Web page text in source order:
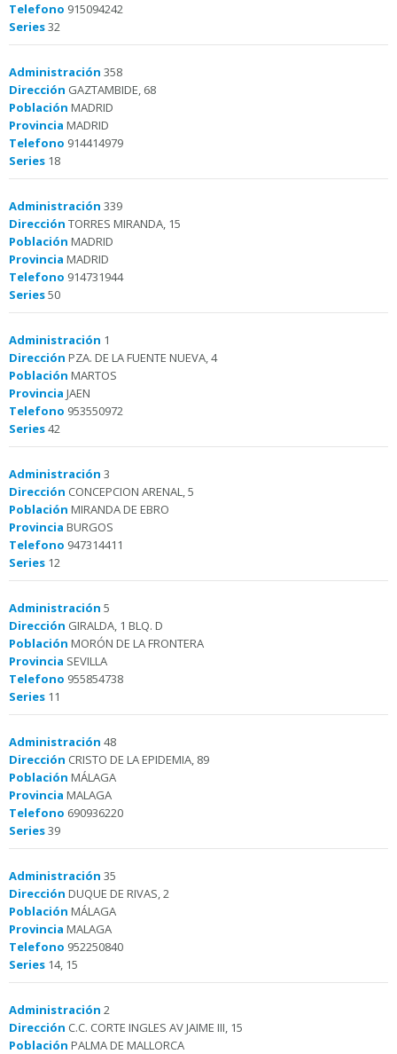
Telefono 915094242
Series32
Administración 358
Dirección GAZTAMBIDE, 68
Población MADRID
Provincia MADRID
Telefono 914414979
Series 18
Administración 339
Dirección TORRES MIRANDA, 15
Población MADRID
Provincia MADRID
Telefono 914731944
Series50
Administración 1
Dirección PZA. DE LA FUENTE NUEVA, 4
Población MARTOS
Provincia JAEN
Telefono 953550972
Series42
Administración 3
Dirección CONCEPCION ARENAL, 5
Población MIRANDA DE EBRO
Provincia BURGOS
Telefono 947314411
Series 12
Administración 5
Dirección GIRALDA, 1 BLQ. D
Población MORÓN DE LA FRONTERA
Provincia SEVILLA
Telefono 955854738
Series 11
Administración 48
Dirección CRISTO DE LA EPIDEMIA, 89
Población MÁLAGA
Provincia MALAGA
Telefono 690936220
Series39
Administración 35
Dirección DUQUE DE RIVAS, 2
Población MÁLAGA
Provincia MALAGA
Telefono 952250840
Series 14, 15
Administración 2
Dirección C.C. CORTE INGLES AV JAIME III, 15
Población PALMA DE MALLORCA